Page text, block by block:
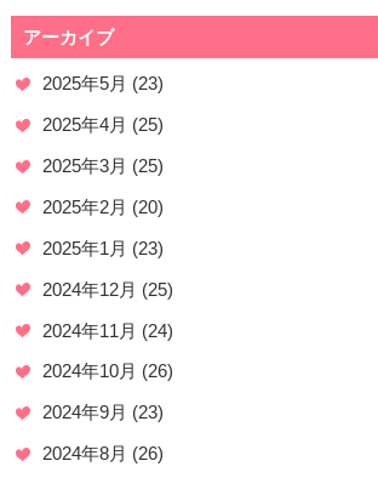
アーカイブ
2025年5月 (23)
2025年4月 (25)
2025年3月 (25)
2025年2月 (20)
2025年1月 (23)
2024年12月 (25)
2024年11月 (24)
2024年10月 (26)
2024年9月 (23)
2024年8月 (26)